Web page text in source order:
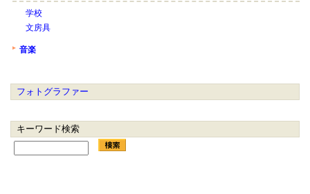
学校
文房具
音楽
フォトグラファー
キーワード検索